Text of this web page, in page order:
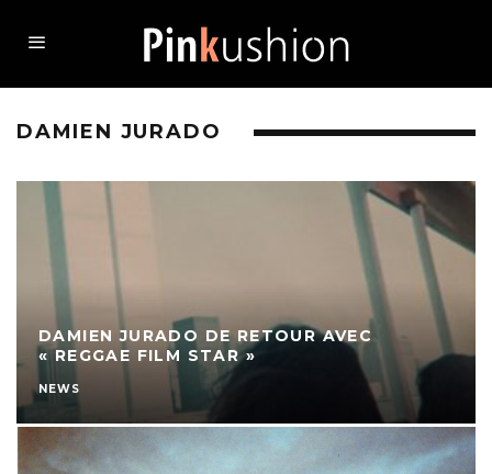
DAMIEN JURADO
DAMIEN JURADO DE RETOUR AVEC
« REGGAE FILM STAR »
NEWS